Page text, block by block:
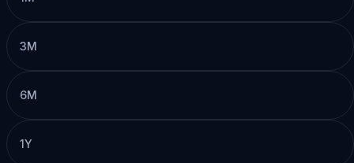
3M
6M
1Y